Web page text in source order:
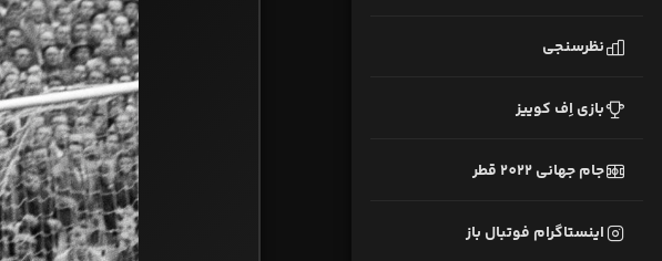
نظرسنجی
بازی اِف کوییز
جام جهانی 2022 قطر
اینستاگرام فوتبال باز